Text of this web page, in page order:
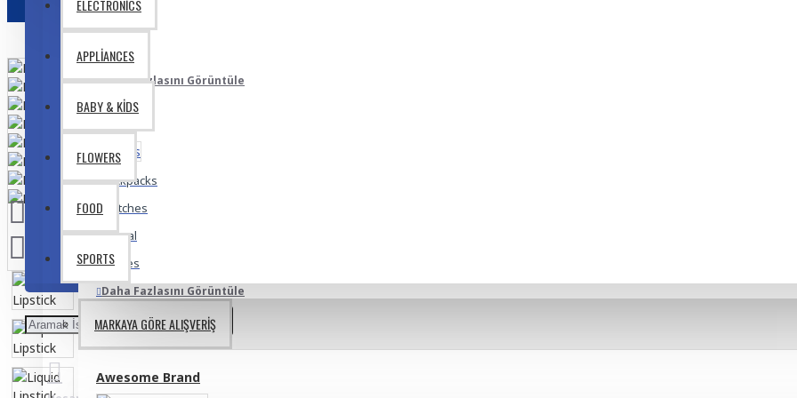
Lipstick
Makeup
Daha Fazlasını Görüntüle
Bags
Backpacks
Clutches
Formal
Purses
Daha Fazlasını Görüntüle
Fashion
Accesories
MARKAYA GÖRE ALIŞVERIŞ
Awesome Brand
ELECTRONICS
APPLIANCES
BABY & KIDS
FLOWERS
FOOD
SPORTS